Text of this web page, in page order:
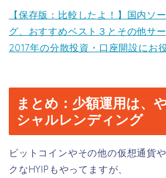
【保存版：比較したよ！】国内ソ
グ、おすすめベスト３とその他サ
2017年の分散投資・口座開設にお
まとめ：少額運用は、
シャルレンディング
ビットコインやその他の仮想通貨
クなHYIPもやってますが、